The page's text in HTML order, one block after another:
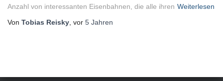
Anzahl von interessanten Eisenbahnen, die alle ihren Weiterlesen
Von Tobias Reisky , vor 5 Jahren